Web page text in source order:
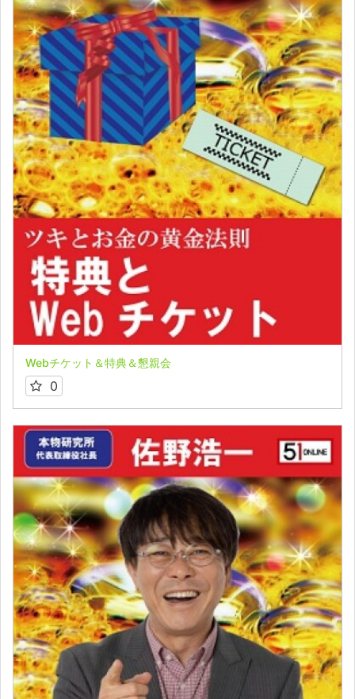
Webチケット＆特典＆懇親会
0